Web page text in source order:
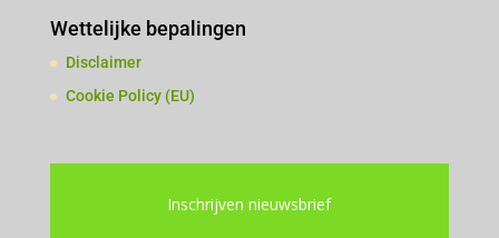
Wettelijke bepalingen
Disclaimer
Cookie Policy (EU)
Inschrijven nieuwsbrief